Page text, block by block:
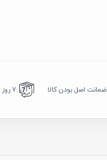
ضمانت اصل بودن کالا 7 روز ضمانت بازگشت